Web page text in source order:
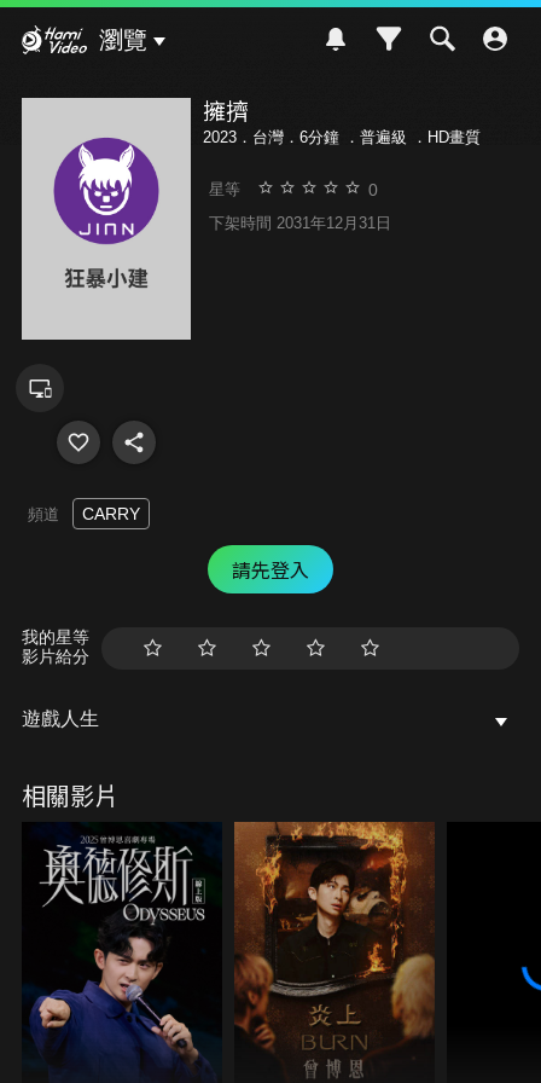
瀏覽
擁擠
2023．台灣．6分鐘 ． 普遍級 ．HD畫質
星等 0
下架時間 2031年12月31日
頻道 CARRY
請先登入
我的星等
影片給分
遊戲人生
相關影片